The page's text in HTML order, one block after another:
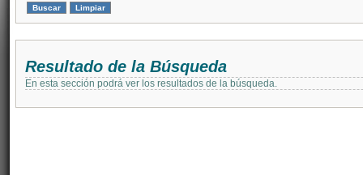
Resultado de la Búsqueda
En esta sección podrá ver los resultados de la búsqueda.